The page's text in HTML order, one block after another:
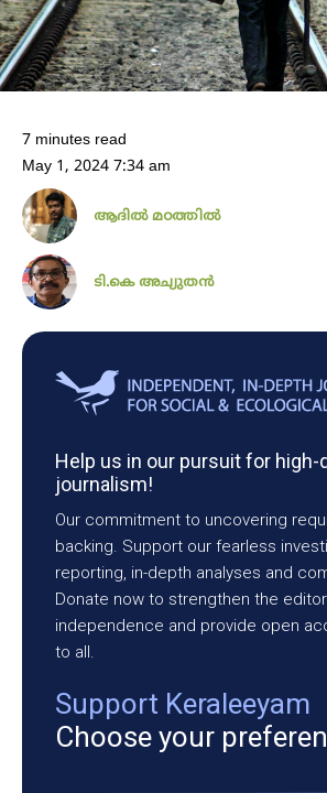
7 minutes read
May 1, 2024 7:34 am
ആദിൽ മഠത്തിൽ
ടി.കെ അച്യുതൻ
Help us in our pursuit for high-
journalism!
Our commitment to uncovering
backing. Support our fearless
reporting, in-depth analyses and
Donate now to strengthen the
independence and provide open
to all.
Support Keraleeyam
Choose your